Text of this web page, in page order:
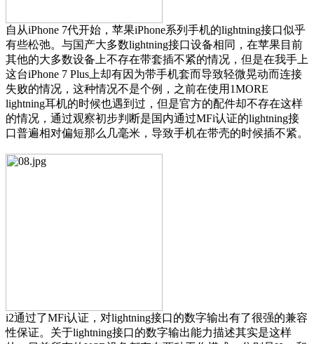
自从iPhone 7代开始，苹果iPhone系列手机的lightning接口似乎
有些松弛。与国产大多数lightning接口设备相同，在苹果目前
其他的大多数设备上不存在带套插不紧的情况，但是在我手上
这台iPhone 7 Plus上却有因为带手机套而导致轻微晃动而连接
失败的情况，这种情况不是个例，之前在使用1MORE
lightning耳机的时候也遇到过，但是官方的配件却不存在这样
的情况，通过观察初步判断是国内通过MFi认证的lightning接
口普遍相对偏短那么几毫米，导致手机在带壳的时候插不紧。
i2通过了MFi认证，对lightning接口的数字输出有了很强的兼容
性保证。关于lightning接口的数字输出能力描述其实是这样